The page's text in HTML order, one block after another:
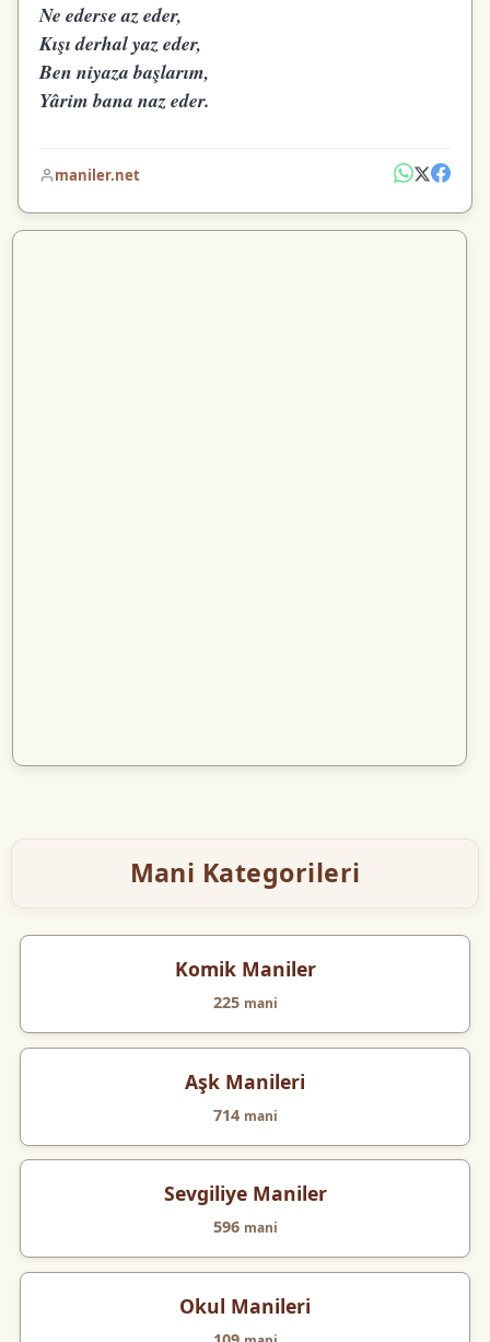
Ne ederse az eder,
Kışı derhal yaz eder,
Ben niyaza başlarım,
Yârim bana naz eder.
maniler.net
Mani Kategorileri
Komik Maniler
225 mani
Aşk Manileri
714 mani
Sevgiliye Maniler
596 mani
Okul Manileri